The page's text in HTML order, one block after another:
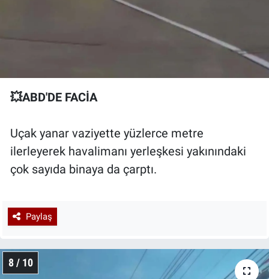
💥ABD'DE FACİA
Uçak yanar vaziyette yüzlerce metre
ilerleyerek havalimanı yerleşkesi yakınındaki
çok sayıda binaya da çarptı.
Paylaş
8 / 10